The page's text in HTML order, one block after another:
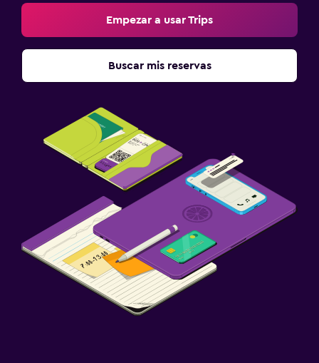
Empezar a usar Trips
Buscar mis reservas